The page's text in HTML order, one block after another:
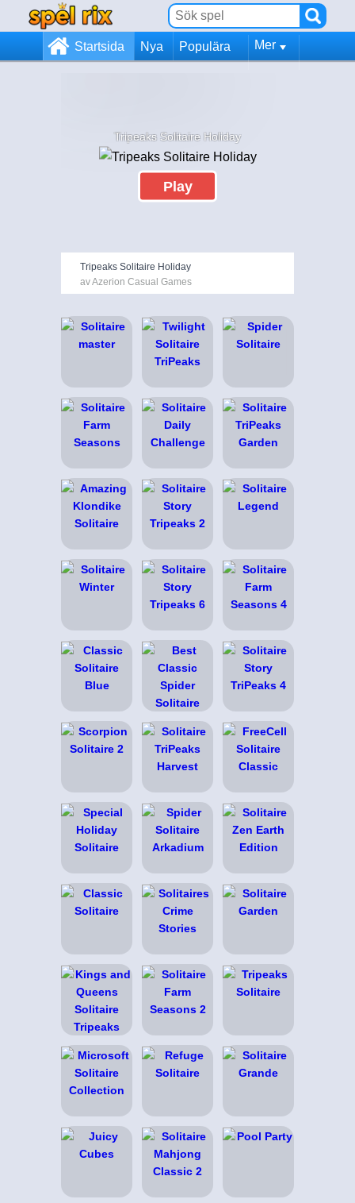
Startsida Nya Populära Mer
Tripeaks Solitaire Holiday
Play
Tripeaks Solitaire Holiday
av Azerion Casual Games